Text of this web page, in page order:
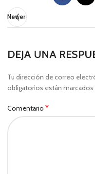
Newer
DEJA UNA
Tu dirección de correo
obligatorios están marcados
Comentario *